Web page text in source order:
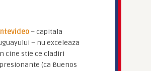
– capitala
– nu exceleaza
cine stie ce cladiri
(ca Buenos